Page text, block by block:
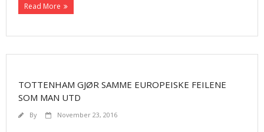
Read More
TOTTENHAM GJØR SAMME EUROPEISKE FEILENE
SOM MAN UTD
By November 23, 2016